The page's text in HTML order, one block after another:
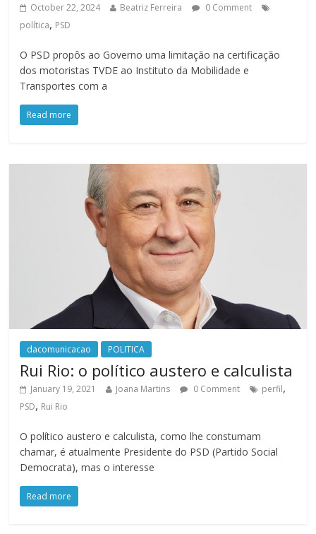
October 22, 2024 Beatriz Ferreira
0 Comment
política, PSD
O PSD propôs ao Governo uma limitação na certificação
dos motoristas TVDE ao Instituto da Mobilidade e
Transportes com a
Read more
dacomunicacao POLITICA
Rui Rio: o político austero e calculista
January 19, 2021 Joana Martins 0 Comment perfil,
PSD, Rui Rio
O político austero e calculista, como lhe constumam
chamar, é atualmente Presidente do PSD (Partido Social
Democrata), mas o interesse
Read more